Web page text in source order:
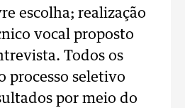
escolha; realização
vocal proposto
Todos os
processo seletivo
por meio do